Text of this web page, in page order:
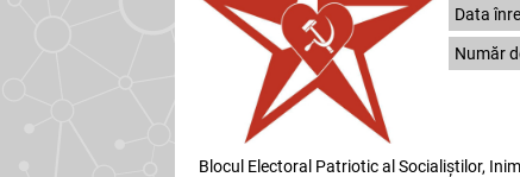
Data
Număr
Blocul Electoral Patriotic al Socialiștilor,